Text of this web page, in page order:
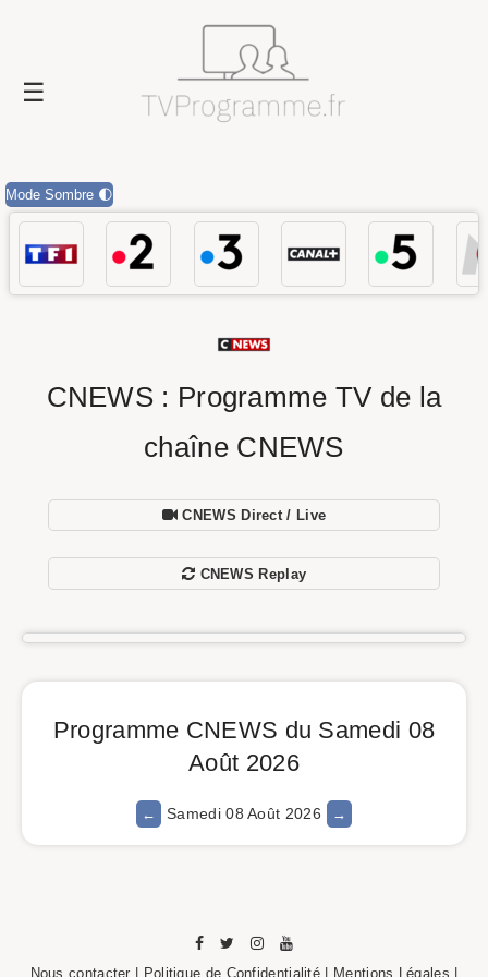
Mode Sombre 🌓
CNEWS : Programme TV de la
chaîne CNEWS
CNEWS Direct / Live
CNEWS Replay
Programme CNEWS du Samedi 08
Août 2026
Samedi 08 Août 2026
Nous contacter Politique de Confidentialité Mentions Légales